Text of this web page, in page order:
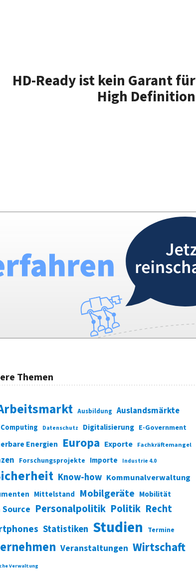
HD-Ready ist kein Garant für
High Definition
Themen
Ausbildung Auslandsmärkte
Datenschutz Digitalisierung E-Government
Energien Europa Exporte Fachkräftemangel
Forschungsprojekte Importe Industrie 4.0
Know-how Kommunalverwaltung
Mittelstand Mobilgeräte Mobilität
Source Personalpolitik Politik Recht
Statistiken Studien Termine
Veranstaltungen Wirtschaft
Verwaltung